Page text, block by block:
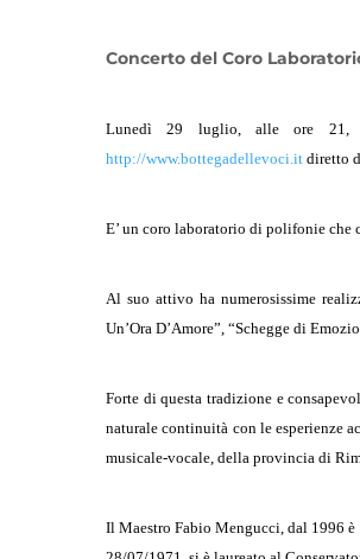
Concerto del Coro
Lunedì 29 luglio, alle ore 21,
http://www.bottegadellevoci.it diretto
E’ un coro laboratorio di polifonie
Al suo attivo ha numerosissime
Un’Ora D’Amore”, “Schegge di
Forte di questa tradizione e
naturale continuità con le esperienze
musicale-vocale, della provincia di
Il Maestro Fabio Mengucci, dal 1996 è